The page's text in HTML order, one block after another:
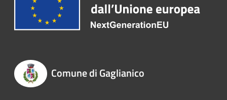
Comune di Gaglianico